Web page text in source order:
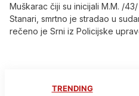
Muškarac čiji su inicijali M.M. /
Stanari, smrtno je stradao u
rečeno je Srni iz Policijske
TRENDING